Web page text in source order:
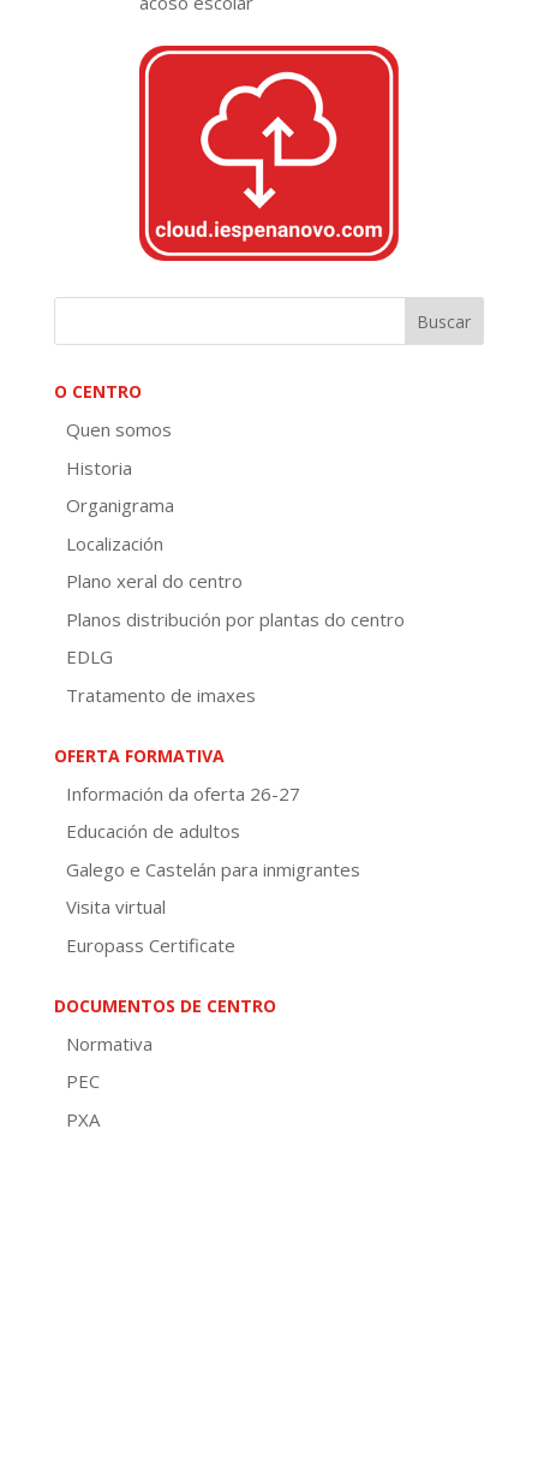
O CENTRO
Quen somos
Historia
Organigrama
Localización
Plano xeral do centro
Planos distribución por plantas do centro
EDLG
Tratamento de imaxes
OFERTA FORMATIVA
Información da oferta 26-27
Educación de adultos
Galego e Castelán para inmigrantes
Visita virtual
Europass Certificate
DOCUMENTOS DE CENTRO
Normativa
PEC
PXA